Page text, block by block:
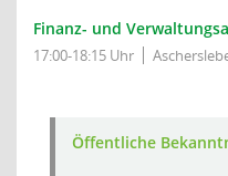
Finanz- und
17:00-18:15 Uhr
Öffentliche